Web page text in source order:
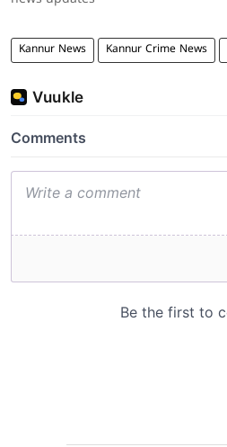
Kannur News Kannur Crime News